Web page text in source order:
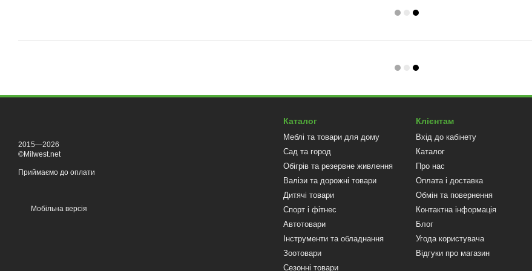
2015—2026
©Milwest.net
Приймаємо до оплати
Мобільна версія
Каталог
Меблі та товари для дому
Сад та город
Обігрів та резервне живлення
Валізи та дорожні товари
Дитячі товари
Спорт і фітнес
Автотовари
Інструменти та обладнання
Зоотовари
Сезонні товари
Клієнтам
Вхід до кабінету
Каталог
Про нас
Оплата і доставка
Обмін та повернення
Контактна інформація
Блог
Угода користувача
Відгуки про магазин